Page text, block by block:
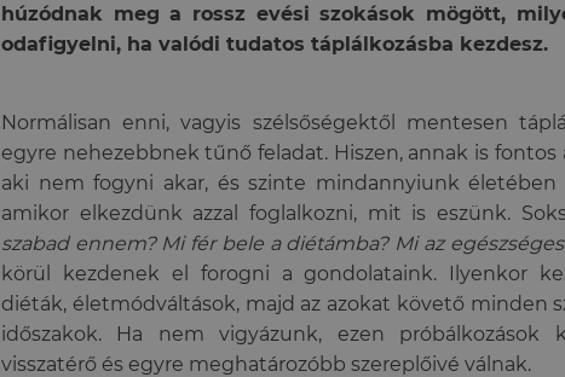
húzódnak meg a rossz evési szokások mögött,
odafigyelni, ha valódi tudatos táplálkozásba kezdesz.
Normálisan enni, vagyis szélsőségektől mentesen
egyre nehezebbnek tűnő feladat. Hiszen, annak is fontos
aki nem fogyni akar, és szinte mindannyiunk életében
amikor elkezdünk azzal foglalkozni, mit is eszünk.
szabad ennem? Mi fér bele a diétámba? Mi az
körül kezdenek el forogni a gondolataink. Ilyenkor
diéták, életmódváltások, majd az azokat követő minden
időszakok. Ha nem vigyázunk, ezen próbálkozások
visszatérő és egyre meghatározóbb szereplőivé válnak.